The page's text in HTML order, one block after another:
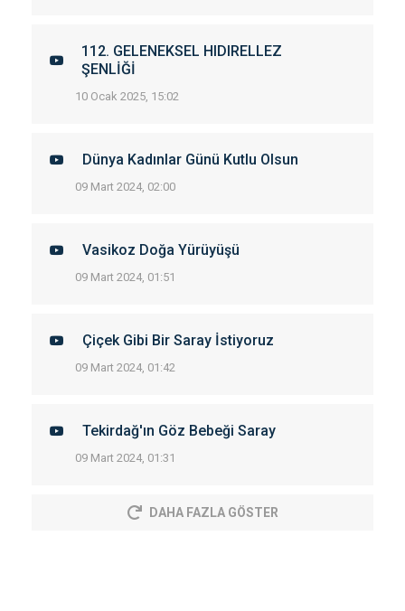
112. GELENEKSEL HIDIRELLEZ
ŞENLİĞİ
10 Ocak 2025, 15:02
Dünya Kadınlar Günü Kutlu Olsun
09 Mart 2024, 02:00
Vasikoz Doğa Yürüyüşü
09 Mart 2024, 01:51
Çiçek Gibi Bir Saray İstiyoruz
09 Mart 2024, 01:42
Tekirdağ'ın Göz Bebeği Saray
09 Mart 2024, 01:31
DAHA FAZLA GÖSTER